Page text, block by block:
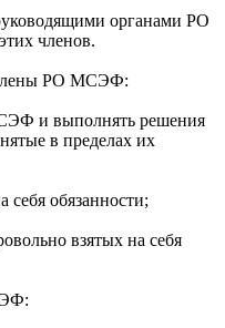
органами РО
членов.
члены РО МСЭФ:
и выполнять решения
в пределах их
себя обязанности;
взятых на себя